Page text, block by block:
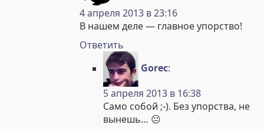
4 апреля 2013 в 23:16
В нашем деле — главное упорство!
Ответить
Gorec:
5 апреля 2013 в 16:38
Само собой ;-). Без упорства, не
вынешь… 😐